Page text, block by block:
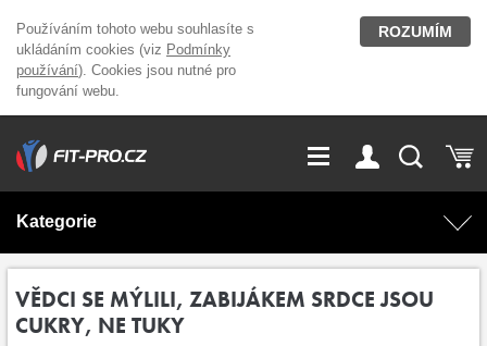
Používáním tohoto webu souhlasíte s
ukládáním cookies (viz Podmínky
používání). Cookies jsou nutné pro
fungování webu.
ROZUMÍM
GDPR
Kariéra
Přihlášení
Kategorie
AKCE
VĚDCI SE MÝLILI, ZABIJÁKEM SRDCE JSOU
CUKRY, NE TUKY